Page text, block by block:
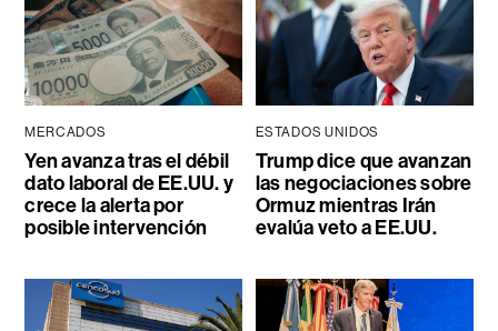
MERCADOS
Yen avanza tras el débil
dato laboral de EE.UU. y
crece la alerta por
posible intervención
ESTADOS UNIDOS
Trump dice que avanzan
las negociaciones sobre
Ormuz mientras Irán
evalúa veto a EE.UU.